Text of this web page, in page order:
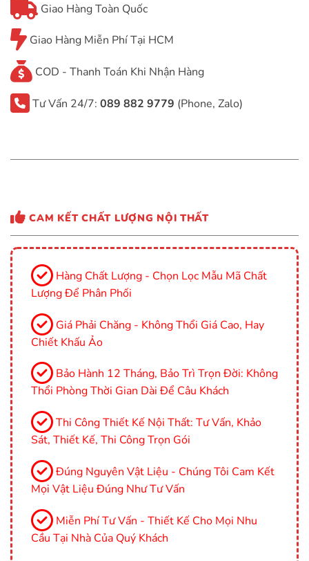
Giao Hàng Toàn Quốc
Giao Hàng Miễn Phí Tại HCM
COD - Thanh Toán Khi Nhận Hàng
Tư Vấn 24/7: 089 882 9779 (Phone, Zalo)
CAM KẾT CHẤT LƯỢNG NỘI THẤT
Hàng Chất Lượng - Chọn Lọc Mẫu Mã Chất
Lượng Để Phân Phối
Giá Phải Chăng - Không Thổi Giá Cao, Hay
Chiết Khấu Ảo
Bảo Hành 12 Tháng, Bảo Trì Trọn Đời: Không
Thổi Phòng Thời Gian Dài Để Câu Khách
Thi Công Thiết Kế Nội Thất: Tư Vấn, Khảo
Sát, Thiết Kế, Thi Công Trọn Gói
Đúng Nguyên Vật Liệu - Chúng Tôi Cam Kết
Mọi Vật Liệu Đúng Như Tư Vấn
Miễn Phí Tư Vấn - Thiết Kế Cho Mọi Nhu
Cầu Tại Nhà Của Quý Khách